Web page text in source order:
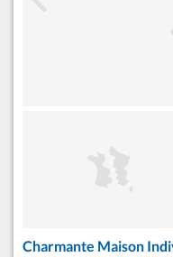
Charmante Maison